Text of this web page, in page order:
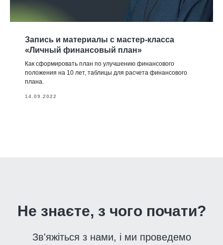
Запись и материалы с мастер-класса
«Личный финансовый план»
Как сформировать план по улучшению финансового
положения на 10 лет, таблицы для расчета финансового
плана.
14.09.2022
Не знаєте, з чого почати?
Зв'яжіться з нами, і ми проведемо